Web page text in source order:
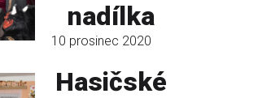
nadílka
10 prosinec 2020
Hasičské